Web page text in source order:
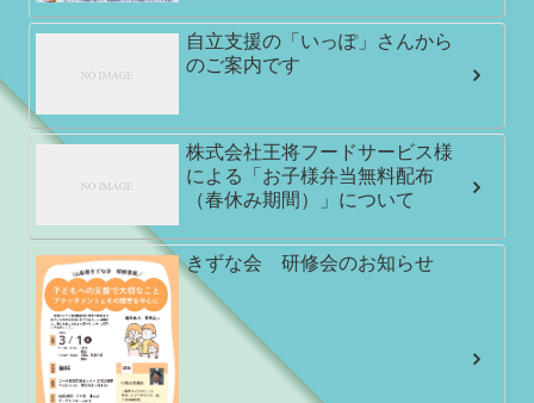
自立支援の「いっぽ」さんから
のご案内です
株式会社王将フードサービス様
による「お子様弁当無料配布
（春休み期間）」について
きずな会 研修会のお知らせ